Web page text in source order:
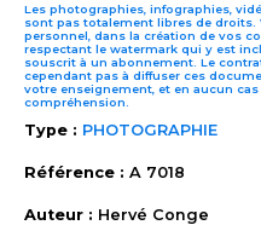
Les photographies, infographies,
sont pas totalement libres de
personnel, dans la création de vos
respectant le watermark qui y est
souscrit à un abonnement. Le
cependant pas à diffuser ces
votre enseignement, et en aucun
compréhension.
Type : PHOTOGRAPHIE
Référence : A 7018
Auteur : Hervé Conge